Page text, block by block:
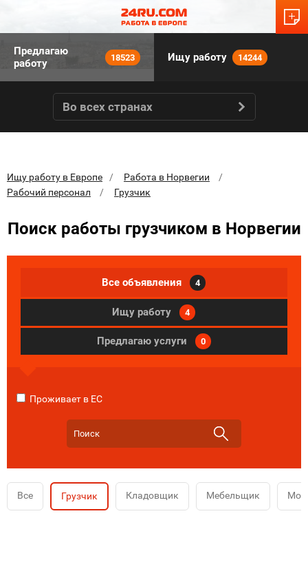
Предлагаю
работу
18523 Ищу работу 14244
Во всех странах
Ищу работу в Европе
Работа в Норвегии
Рабочий персонал
Грузчик
Поиск работы грузчиком в Норвегии
Все объявления 4
Ищу работу 4
Предлагаю услуги 0
Проживает в ЕС
Все Грузчик Кладовщик Мебельщик